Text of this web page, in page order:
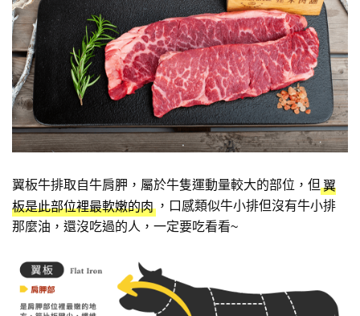
翼板牛排取自牛肩胛，屬於牛隻運動量較大的部位，但 翼
板是此部位裡最軟嫩的肉 ，口感類似牛小排但沒有牛小排
那麼油，還沒吃過的人，一定要吃看看~